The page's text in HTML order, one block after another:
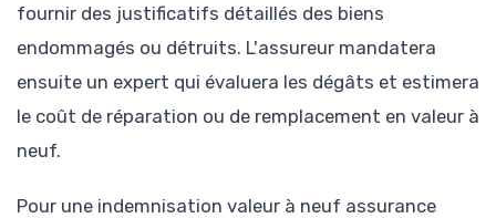
fournir des justificatifs détaillés des biens
endommagés ou détruits. L'assureur mandatera
ensuite un expert qui évaluera les dégâts et estimera
le coût de réparation ou de remplacement en valeur à
neuf.
Pour une indemnisation valeur à neuf assurance